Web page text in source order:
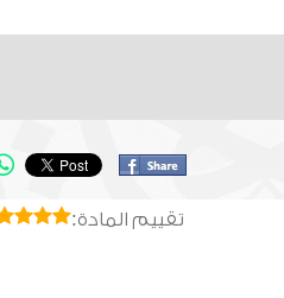
تقييم المادة: